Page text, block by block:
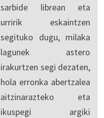
sarbide librean eta
urririk eskaintzen
segituko dugu, milaka
lagunek astero
irakurtzen segi dezaten,
hola erronka abertzalea
aitzinarazteko eta
ikuspegi argiki